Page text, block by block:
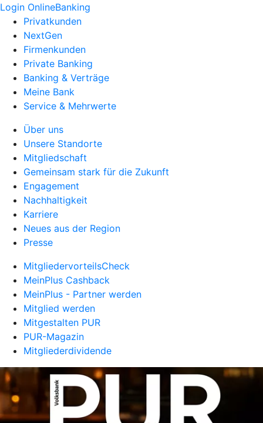
Login OnlineBanking
Privatkunden
NextGen
Firmenkunden
Private Banking
Banking & Verträge
Meine Bank
Service & Mehrwerte
Über uns
Unsere Standorte
Mitgliedschaft
Gemeinsam stark für die Zukunft
Engagement
Nachhaltigkeit
Karriere
Neues aus der Region
Presse
MitgliedervorteilsCheck
MeinPlus Cashback
MeinPlus - Partner werden
Mitglied werden
Mitgestalten PUR
PUR-Magazin
Mitgliederdividende